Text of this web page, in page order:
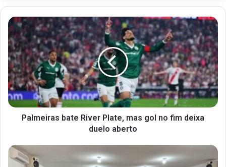
Palmeiras bate River Plate, mas gol no fim deixa
duelo aberto